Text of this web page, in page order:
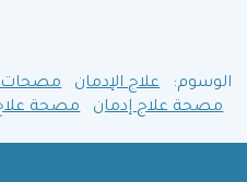
الوسوم: علاج الإدمان
مصحات
مصحة علاج إدمان
مصحة علاج